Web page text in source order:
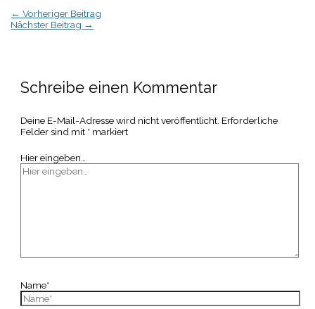
← Vorheriger Beitrag
Nächster Beitrag →
Schreibe einen Kommentar
Deine E-Mail-Adresse wird nicht veröffentlicht. Erforderliche
Felder sind mit * markiert
Hier eingeben…
Name*